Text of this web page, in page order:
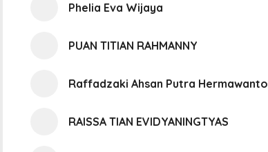
Phelia Eva Wijaya
PUAN TITIAN RAHMANNY
Raffadzaki Ahsan Putra Hermawanto
RAISSA TIAN EVIDYANINGTYAS